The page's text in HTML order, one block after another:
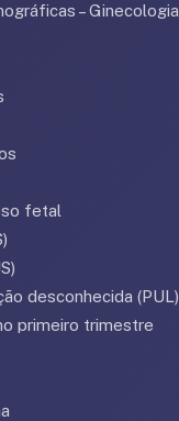
– Ginecologia
fetal
desconhecida (PUL)
primeiro trimestre